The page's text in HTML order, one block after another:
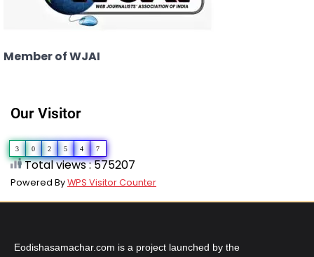
Member of WJAI
Our Visitor
3 0 2 5 4 7
Total views : 575207
Powered ByWPS Visitor Counter
Eodishasamachar.com is a project launched by the